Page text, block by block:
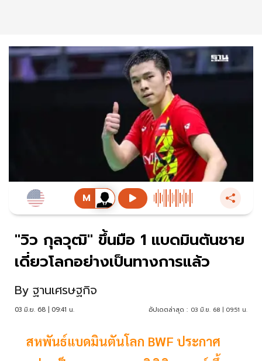
"วิว กุลวุฒิ" ขึ้นมือ 1 แบดมินตันชาย
เดี่ยวโลกอย่างเป็นทางการแล้ว
By ฐานเศรษฐกิจ
03 มิ.ย. 68 | 09:41 น. อัปเดตล่าสุด : 03 มิ.ย. 68 | 09:51 น.
สหพันธ์แบดมินตันโลก BWF ประกาศ